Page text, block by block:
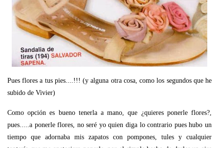
Pues flores a tus pies....!!! (y alguna otra cosa, como los segundos que he
subido de Vivier)
Como opción es bueno tenerla a mano, que ¿quieres ponerle flores?,
pues.....a ponerle flores, no seré yo quien diga lo contrario pues hubo un
tiempo que adornaba mis zapatos con pompones, tules y cualquier